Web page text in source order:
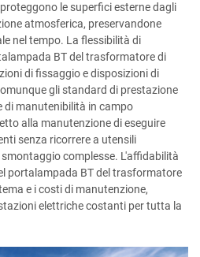
le superfici esterne dagli
atmosferica, preservandone
nel tempo. La flessibilità di
BT del trasformatore di
di fissaggio e disposizioni di
gli standard di prestazione
di manutenibilità in campo
alla manutenzione di eseguire
senza ricorrere a utensili
complesse. L'affidabilità
portalampada BT del trasformatore
e i costi di manutenzione,
elettriche costanti per tutta la